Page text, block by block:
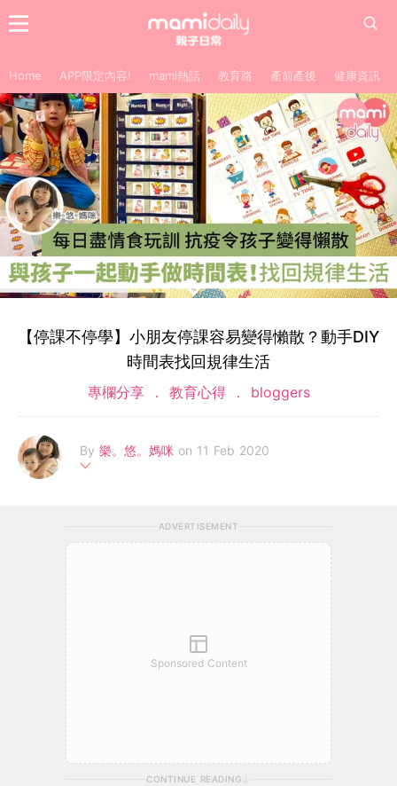
Home APP限定內容! mami熱話 教育路 產前產後 健康資訊
【停課不停學】小朋友停課容易變得懶散？動手DIY
時間表找回規律生活
專欄分享 教育心得 bloggers
By 樂。悠。媽咪 on 11 Feb 2020
好東西就是悠媽的最大樂趣。ADVERTISEMENT
Sponsored Content
CONTINUE READING